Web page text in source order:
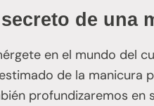
de una
en el mundo del
de la manicura
profundizaremos en